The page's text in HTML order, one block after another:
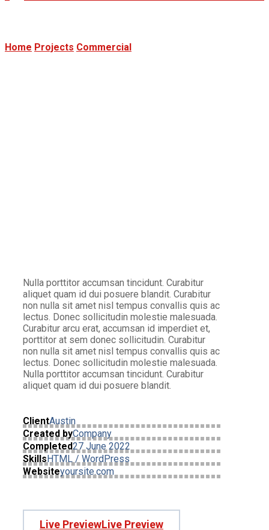
Home Projects Commercial
Nulla porttitor accumsan tincidunt. Curabitur
aliquet quam id dui posuere blandit. Curabitur
non nulla sit amet nisl tempus convallis quis ac
lectus. Donec sollicitudin molestie malesuada.
Curabitur arcu erat, accumsan id imperdiet et,
porttitor at sem donec sollicitudin. Curabitur
non nulla sit amet nisl tempus convallis quis ac
lectus. Donec sollicitudin molestie malesuada.
Nulla porttitor accumsan tincidunt. Curabitur
aliquet quam id dui posuere blandit.
ClientAustin
Created byCompany
Completed27 June 2022
SkillsHTML / WordPress
Websiteyoursite.com
Live PreviewLive Preview